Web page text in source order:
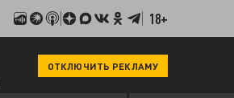
18+
ОТКЛЮЧИТЬ РЕКЛАМУ